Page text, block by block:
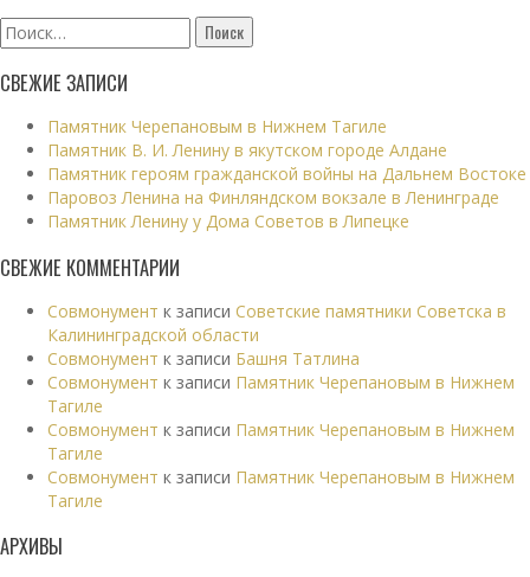
Найти:
СВЕЖИЕ ЗАПИСИ
Памятник Черепановым в Нижнем Тагиле
Памятник В. И. Ленину в якутском городе Алдане
Памятник героям гражданской войны на Дальнем Востоке
Паровоз Ленина на Финляндском вокзале в Ленинграде
Памятник Ленину у Дома Советов в Липецке
СВЕЖИЕ КОММЕНТАРИИ
Совмонумент к записи Советские памятники Советска в
Калининградской области
Совмонумент к записи Башня Татлина
Совмонумент к записи Памятник Черепановым в Нижнем
Тагиле
Совмонумент к записи Памятник Черепановым в Нижнем
Тагиле
Совмонумент к записи Памятник Черепановым в Нижнем
Тагиле
АРХИВЫ